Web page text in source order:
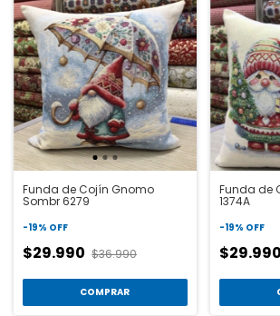
Funda de Cojín Gnomo
Sombr 6279
-19% OFF
$29.990 $36.990
COMPRAR
Funda de
1374A
-19% OFF
$29.990